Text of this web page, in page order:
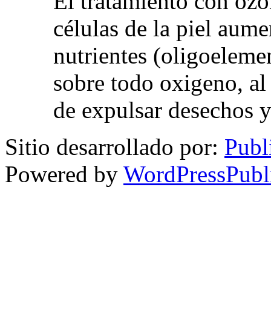
células de la piel
nutrientes
sobre todo oxigeno,
de expulsar
Sitio desarrollado por:
Powered by